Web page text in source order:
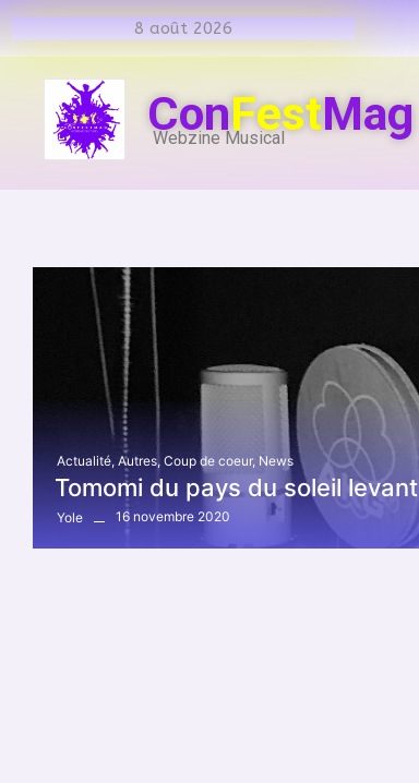
8 août 2026
ConFestMag
Webzine Musical
Actualité, Autres, Coup de coeur, News
Tomomi du pays du soleil levant
Yole 16 novembre 2020